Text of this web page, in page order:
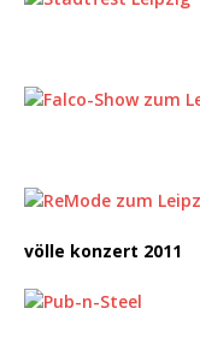
völle konzert 2011